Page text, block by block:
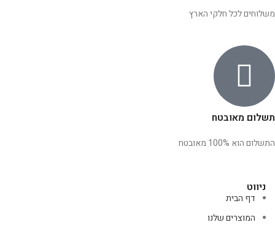
משלוחים לכל חלקי הארץ
תשלום מאובטח
התשלום הוא 100% מאובטח
ניווט
דף הבית
המוצרים שלנו